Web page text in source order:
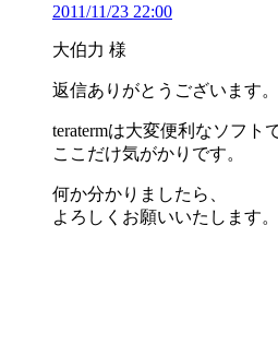
2011/11/23 22:00
大伯力 様
返信ありがとうございます。
teratermは大変便利なソフト
ここだけ気がかりです。
何か分かりましたら、
よろしくお願いいたします。